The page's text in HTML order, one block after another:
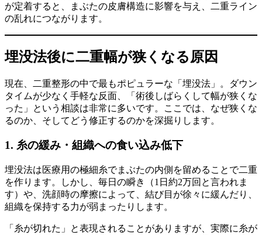
が定着すると、まぶたの皮膚構造に影響を与え、二重ライン
の乱れにつながります。
埋没法後に二重幅が狭くなる原因
現在、二重整形の中で最もポピュラーな「埋没法」。ダウン
タイムが少なく手軽な反面、「術後しばらくして幅が狭くな
った」という相談は非常に多いです。ここでは、なぜ狭くな
るのか、そしてどう修正するのかを深掘りします。
1. 糸の緩み・組織への食い込み低下
埋没法は医療用の極細糸でまぶたの内側を留めることで二重
を作ります。しかし、毎日の瞬き（1日約2万回と言われま
す）や、洗顔時の摩擦によって、結び目が徐々に緩んだり、
組織を保持する力が弱まったりします。
「糸が切れた」と表現されることがありますが、実際に糸が